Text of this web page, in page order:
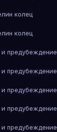
колец
колец
предубеждение
предубеждение
предубеждение
предубеждение
предубеждение